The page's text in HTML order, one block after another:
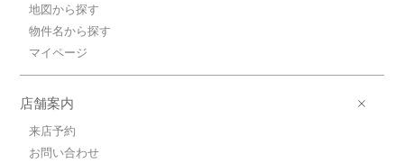
地図から探す
物件名から探す
マイページ
店舗案内
来店予約
お問い合わせ